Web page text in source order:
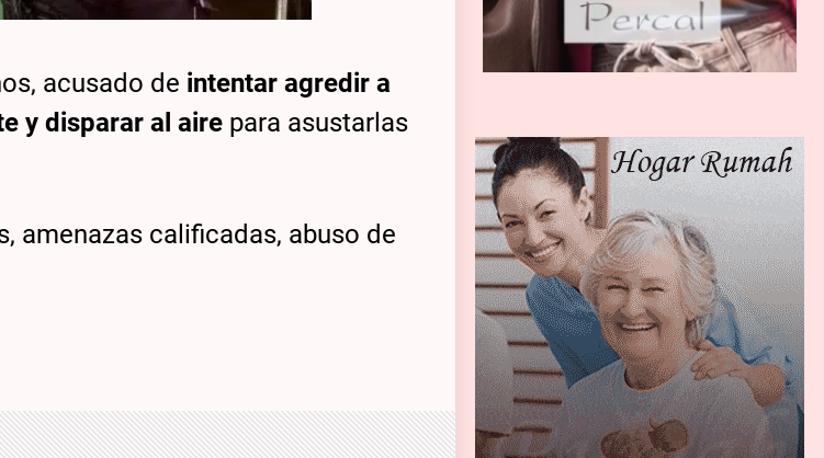
acusado de intentar agredir a
y disparar al aire para asustarlas
amenazas calificadas, abuso de